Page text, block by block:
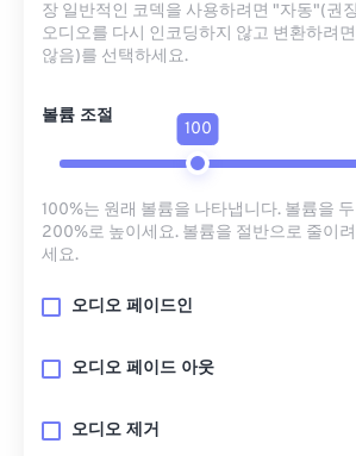
장 일반적인 코덱을 사용하려면 "자동"(권
오디오를 다시 인코딩하지 않고 변환하려
않음)를 선택하세요.
볼륨 조절
100
100%는 원래 볼륨을 나타냅니다. 볼륨을
200%로 높이세요. 볼륨을 절반으로 줄이
세요.
오디오 페이드인
오디오 페이드 아웃
오디오 제거